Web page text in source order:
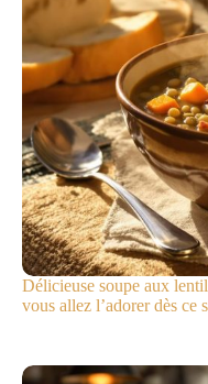
Délicieuse soupe aux
vous allez l’adorer dès ce